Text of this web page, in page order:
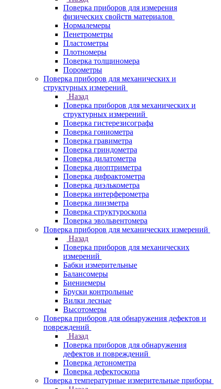
Поверка приборов для измерения
физических свойств материалов
Нормалемеры
Пенетрометры
Пластометры
Плотномеры
Поверка толщиномера
Порометры
Поверка приборов для механических и
структурных измерений
Назад
Поверка приборов для механических и
структурных измерений
Поверка гистерезисографа
Поверка гониометра
Поверка гравиметра
Поверка гриндометра
Поверка дилатометра
Поверка диоптриметра
Поверка дифрактометра
Поверка диэлькометра
Поверка интерферометра
Поверка линзметра
Поверка структуроскопа
Поверка эвольвентомера
Поверка приборов для механических измерений
Назад
Поверка приборов для механических
измерений
Бабки измерительные
Балансомеры
Биениемеры
Бруски контрольные
Вилки лесные
Высотомеры
Поверка приборов для обнаружения дефектов и
повреждений
Назад
Поверка приборов для обнаружения
дефектов и повреждений
Поверка детонометра
Поверка дефектоскопа
Поверка температурные измерительные приборы